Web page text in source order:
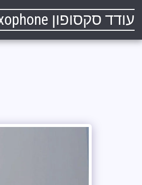
עודד סקסופון Oded Saxophone